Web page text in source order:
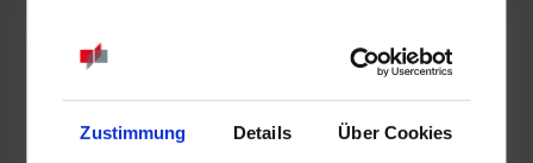
Zustimmung Details Über Cookies
Framo Morat GmbH & Co. KG
Franz-Morat-Straße 4
79871 Eisenbach
https://de.framo-morat.com/